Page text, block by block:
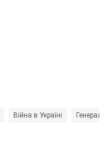
Війна в Україні